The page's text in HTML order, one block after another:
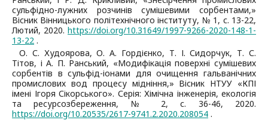
сульфідно-лужних розчинів сумішевими сорбентами,»
Вісник Вінницького політехнічного інституту, № 1, с. 13-22,
Лютий, 2020. https://doi.org/10.31649/1997-9266-2020-148-1-
13-22 .
О. С. Худоярова, О. А. Гордієнко, Т. І. Сидорчук, Т. С.
Тітов, і А. П. Ранський, «Модифікація поверхні сумішевих
сорбентів в сульфід-іонами для очищення гальванічних
промислових вод процесу мідніння,» Вісник НТУУ «КПІ
імені Ігоря Сікорського». Серія: Хімічна інженерія, екологія
та ресурсозбереження, № 2, с. 36-46, 2020.
https://doi.org/10.20535/2617-9741.2.2020.208054 .